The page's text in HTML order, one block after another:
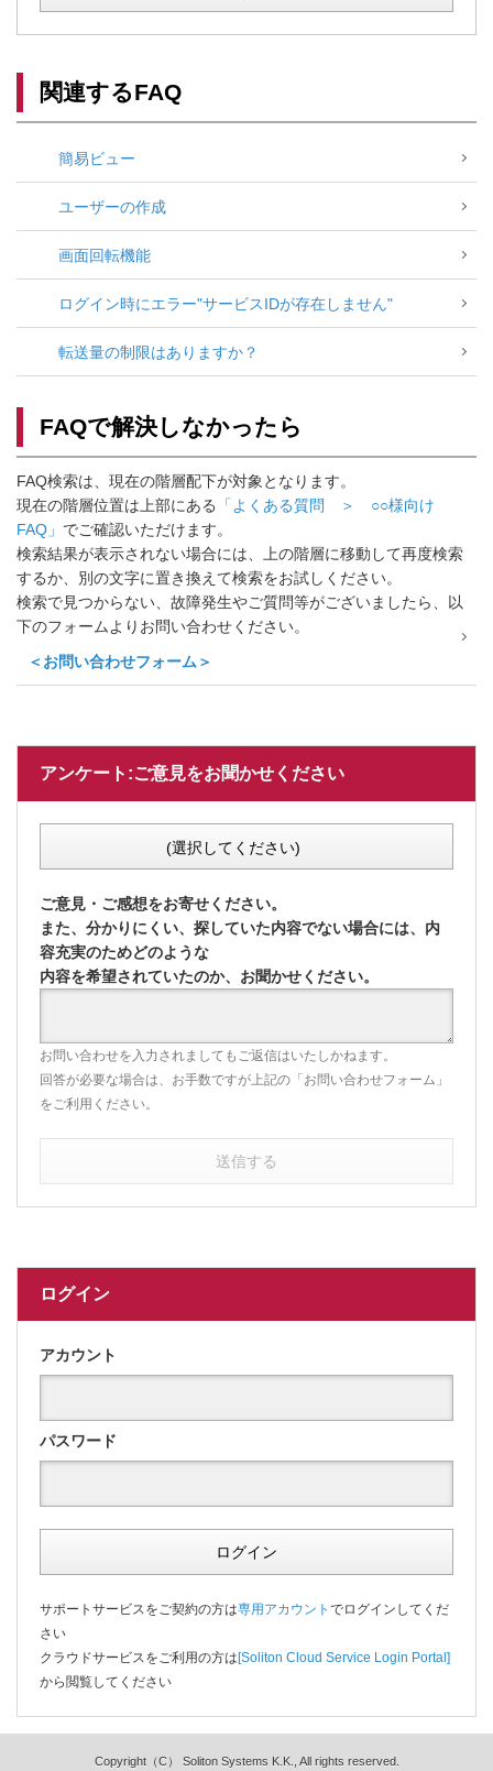
関連するFAQ
簡易ビュー
ユーザーの作成
画面回転機能
ログイン時にエラー"サービスIDが存在しません"
転送量の制限はありますか？
FAQで解決しなかったら
FAQ検索は、現在の階層配下が対象となります。
現在の階層位置は上部にある
「よくある質問 ＞ ○○様向け
FAQ」 でご確認いただけます。
検索結果が表示されない場合には、上の階層に移動して再度検索
するか、別の文字に置き換えて検索をお試しください。
検索で見つからない、故障発生やご質問等がございましたら、以
下のフォームよりお問い合わせください。
＜お問い合わせフォーム＞
アンケート:ご意見をお聞かせください
(選択してください)
ご意見・ご感想をお寄せください。
また、分かりにくい、探していた内容でない場合には、内
容充実のためどのような
内容を希望されていたのか、お聞かせください。
お問い合わせを入力されましてもご返信はいたしかねます。
回答が必要な場合は、お手数ですが上記の「お問い合わせフォーム」
をご利用ください。
送信する
ログイン
アカウント
パスワード
ログイン
サポートサービスをご契約の方は専用アカウント でログインしてくだ
さい
クラウドサービスをご利用の方は[Soliton Cloud Service Login Portal]
から閲覧してください
Copyright（C） Soliton Systems K.K., All rights reserved.